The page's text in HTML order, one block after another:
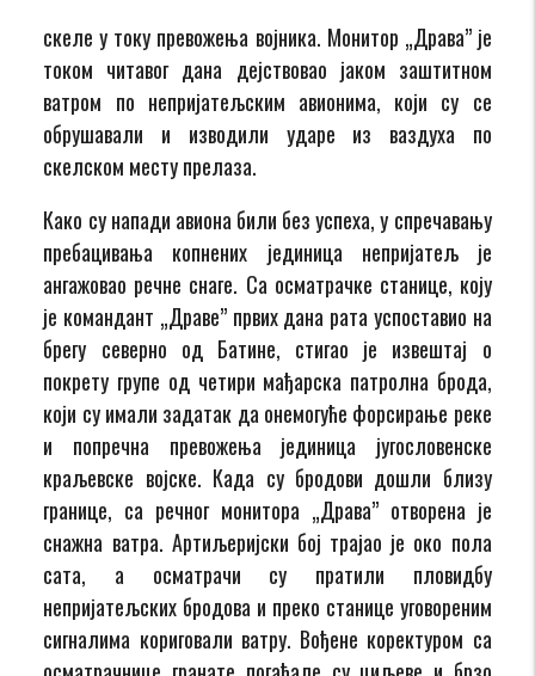
скеле у току превожења војника. Монитор „Драва” је
током читавог дана дејствовао јаком заштитном
ватром по непријатељским авионима, који су се
обрушавали и изводили ударе из ваздуха по
скелском месту прелаза.
Како су напади авиона били без успеха, у спречавању
пребацивања копнених јединица непријатељ је
ангажовао речне снаге. Са осматрачке станице, коју
је командант „Драве” првих дана рата успоставио на
брегу северно од Батине, стигао је извештај о
покрету групе од четири мађарска патролна брода,
који су имали задатак да онемогуће форсирање реке
и попречна превожења јединица југословенске
краљевске војске. Када су бродови дошли близу
границе, са речног монитора „Драва” отворена је
снажна ватра. Артиљеријски бој трајао је око пола
сата, а осматрачи су пратили пловидбу
непријатељских бродова и преко станице уговореним
сигналима кориговали ватру. Вођене коректуром са